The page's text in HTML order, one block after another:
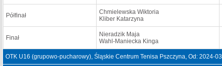
Półfinał
Chmielewska Wiktoria
Kliber Katarzyna
Finał
Nieradzik Maja
Wahl-Maniecka Kinga
OTK U16 (grupowo-pucharowy), Śląskie Centrum Tenisa Pszczyna, Od: 2024-